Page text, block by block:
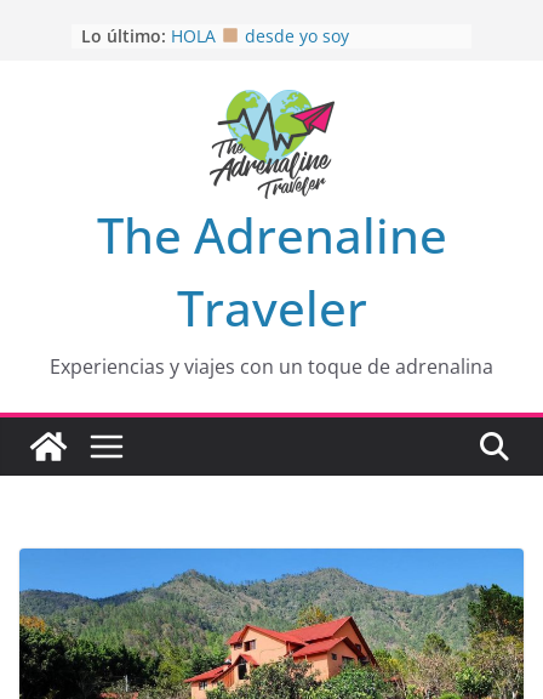
Lo último: HOLA
desde yo soy
EL SENDERO DEL CACAO: Excelente
opción
HOSPEDAJE AL NATURALSHH !!
OTRA PERSPECTIVA de RÍO EL
MULITO!
The Adrenaline
Traveler
Experiencias y viajes con un toque de adrenalina